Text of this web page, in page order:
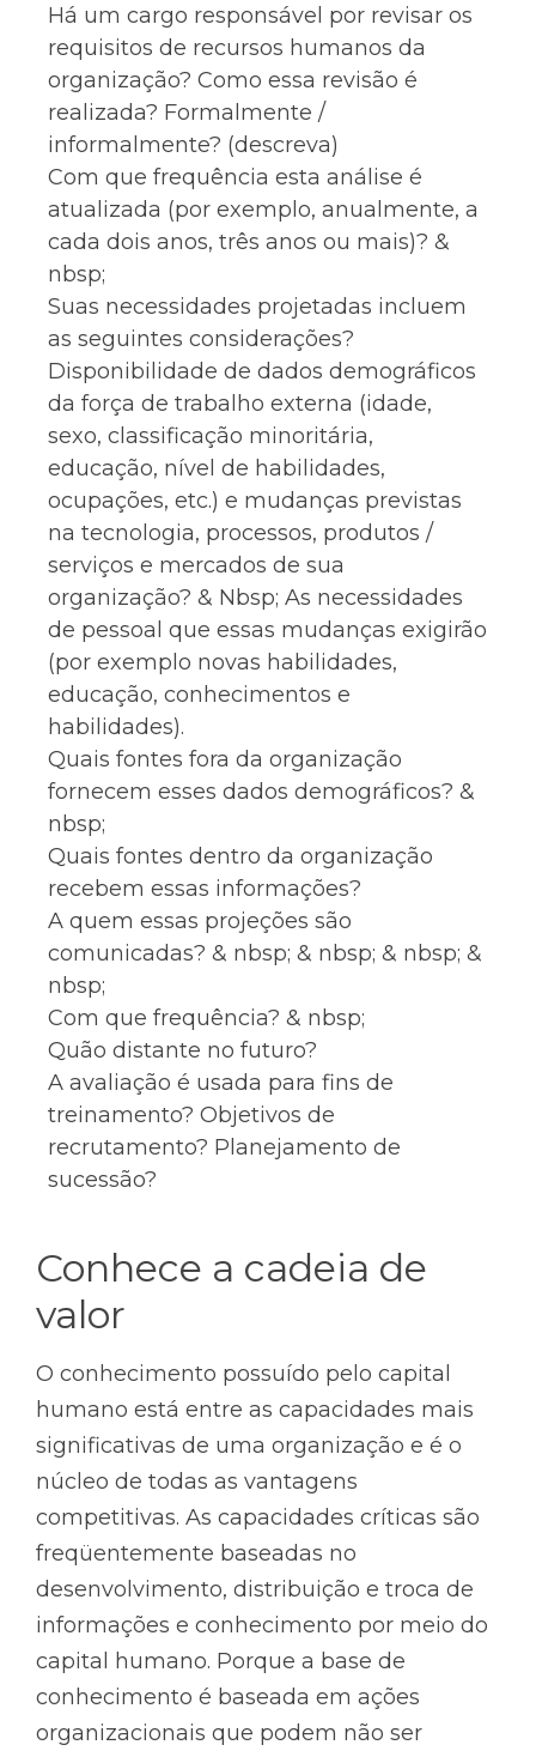
Há um cargo responsável por revisar os
requisitos de recursos humanos da
organização? Como essa revisão é
realizada? Formalmente /
informalmente? (descreva)
Com que frequência esta análise é
atualizada (por exemplo, anualmente, a
cada dois anos, três anos ou mais)? &
nbsp;
Suas necessidades projetadas incluem
as seguintes considerações?
Disponibilidade de dados demográficos
da força de trabalho externa (idade,
sexo, classificação minoritária,
educação, nível de habilidades,
ocupações, etc.) e mudanças previstas
na tecnologia, processos, produtos /
serviços e mercados de sua
organização? & Nbsp; As necessidades
de pessoal que essas mudanças exigirão
(por exemplo novas habilidades,
educação, conhecimentos e
habilidades).
Quais fontes fora da organização
fornecem esses dados demográficos? &
nbsp;
Quais fontes dentro da organização
recebem essas informações?
A quem essas projeções são
comunicadas? & nbsp; & nbsp; & nbsp; &
nbsp;
Com que frequência? & nbsp;
Quão distante no futuro?
A avaliação é usada para fins de
treinamento? Objetivos de
recrutamento? Planejamento de
sucessão?
Conhece a cadeia de
valor
O conhecimento possuído pelo capital
humano está entre as capacidades mais
significativas de uma organização e é o
núcleo de todas as vantagens
competitivas. As capacidades críticas são
freqüentemente baseadas no
desenvolvimento, distribuição e troca de
informações e conhecimento por meio do
capital humano. Porque a base de
conhecimento é baseada em ações
organizacionais que podem não ser